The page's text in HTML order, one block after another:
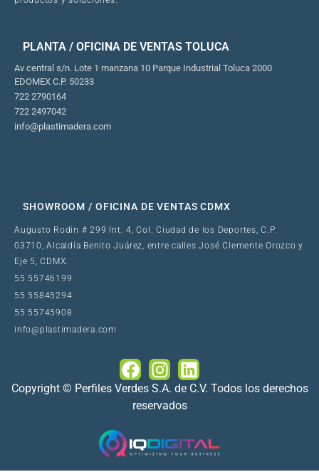
PLANTA / OFICINA DE VENTAS TOLUCA
Av central s/n. Lote 1 manzana 10 Parque Industrial Toluca 2000
EDOMEX C.P. 50233
722 2790164
722 2497042
info@plastimadera.com
SHOWROOM / OFICINA DE VENTAS CDMX
Augusto Rodin # 299 Int. 4, Col. Ciudad de los Deportes, C.P.
03710, Alcaldía Benito Juárez, entre calles José Clemente Orozco y
Eje 5, CDMX.
55 55746199
55 55845294
55 55745908
info@plastimadera.com
Copyright © Perfiles Verdes S.A. de C.V. Todos los derechos
reservados